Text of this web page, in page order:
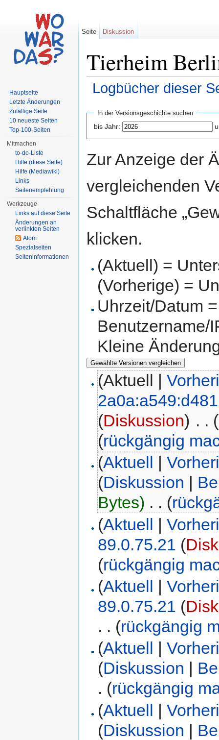
Tierheim
Logbücher dieser
In der Versionsgeschichte suchen
bis Jahr:
Zur Anzeige der
vergleichenden
Schaltfläche
klicken.
(Aktuell) =
(Vorherige) =
Uhrzeit/Datum
Benutzername/
Kleine
(Aktuell |
(Diskussion) . .
(rückgängig
(Aktuell |
(Diskussion |
Bytes) . . (
(Aktuell |
89.0.75.21 (
(rückgängig
(Aktuell |
89.0.75.21 (
. . (rückgängig
(Aktuell |
(Diskussion
. (rückgängig
(Aktuell |
(Diskussion |
Seite Diskussion
Hauptseite
Letzte Änderungen
Zufällige Seite
10 neueste Seiten
Top-100-Seiten
Mitmachen
to-do-Liste
Hilfe (diese Seite)
Hilfe (Mediawiki)
Links
Seitenempfehlung
Werkzeuge
Links auf diese Seite
Änderungen an
verlinkten Seiten
Atom
Spezialseiten
Seiteninformationen